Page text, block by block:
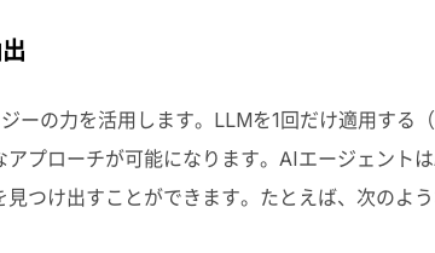
ーの力を活用します。 LLMを1回だけ適用する
プローチが可能になります。 AIエージェントは
つけ出すことができます。たとえば、次のよう